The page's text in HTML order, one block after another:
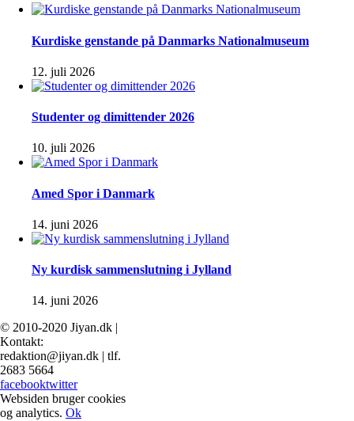
Kurdiske genstande på Danmarks Nationalmuseum
12. juli 2026
Studenter og dimittender 2026
10. juli 2026
Amed Spor i Danmark
14. juni 2026
Ny kurdisk sammenslutning i Jylland
14. juni 2026
© 2010-2020 Jiyan.dk |
Kontakt:
redaktion@jiyan.dk | tlf.
2683 5664
facebooktwitter
Websiden bruger cookies
og analytics. Ok